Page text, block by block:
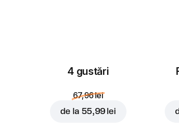
4 gustări
67,96 lei
de la 55,99 lei